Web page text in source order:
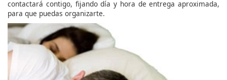
contactará contigo, fijando día y hora de entrega aproximada,
para que puedas organizarte.